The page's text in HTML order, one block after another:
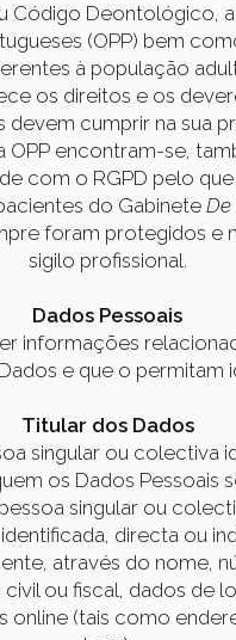
Código Deontológico,
(OPP) bem
à população
os direitos e os
devem cumprir na sua
OPP encontram-se,
com o RGPD pelo
do Gabinete De
foram protegidos e
sigilo profissional.
Dados Pessoais
informações
e que o permitam
Titular dos Dados
singular ou colectiva
os Dados Pessoais
singular ou
directa ou
através do nome,
ou fiscal, dados de
online (tais como